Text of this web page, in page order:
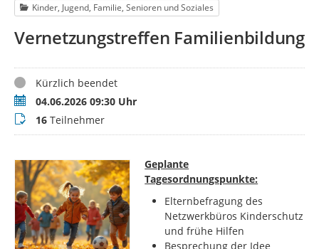
Kinder, Jugend, Familie, Senioren und Soziales
Vernetzungstreffen Familienbildung
StatusKürzlich beendet
Termin04.06.2026 09:30 Uhr
Teilnehmer
16 Teilnehmer
Geplante
Tagesordnungspunkte:
Elternbefragung des
Netzwerkbüros Kinderschutz
und frühe Hilfen
Besprechung der Idee